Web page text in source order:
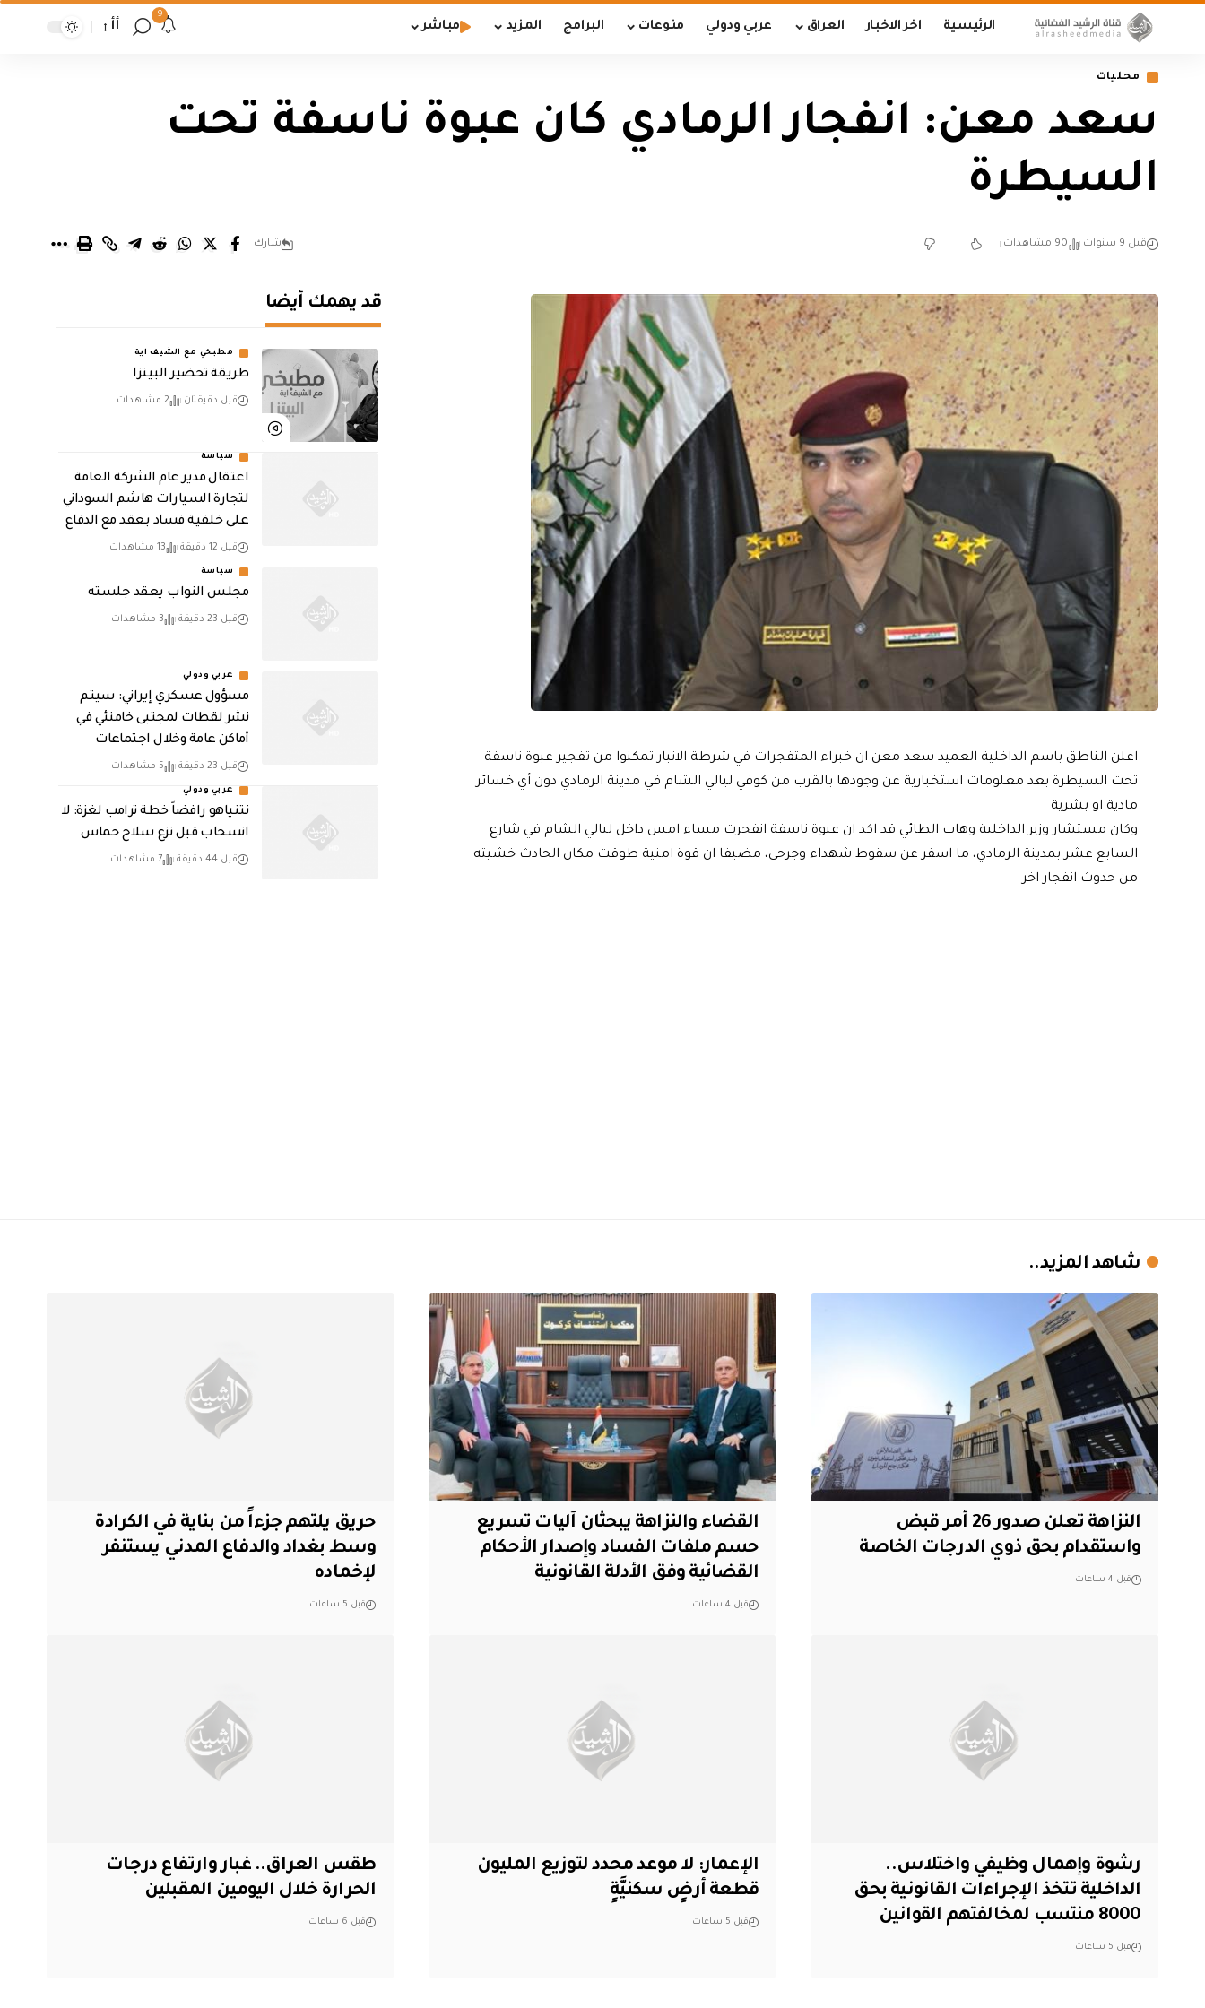
الرئيسية اخر الاخبار العراق عربي ودولي منوعات البرامج المزيد مباشر
9
أأ
محليات
سعد معن: انفجار الرمادي كان عبوة ناسفة تحت
السيطرة
قبل 9 سنوات 90 مشاهدات شارك
اعلن الناطق باسم الداخلية العميد سعد معن ان خبراء المتفجرات في شرطة اﻻنبار تمكنوا من تفجير عبوة ناسفة
تحت السيطرة بعد معلومات استخبارية عن وجودها بالقرب من كوفي ليالي الشام في مدينة الرمادي دون أي خسائر
مادية او بشرية
وكان مستشار وزير الداخلية وهاب الطائي قد اكد ان عبوة ناسفة انفجرت مساء امس داخل ليالي الشام في شارع
السابع عشر بمدينة الرمادي، ما اسفر عن سقوط شهداء وجرحى، مضيفا ان قوة امنية طوقت مكان الحادث خشيته
من حدوث انفجار اخر
قد يهمك أيضا
مطبخي مع الشيف اية
طريقة تحضير البيتزا
قبل دقيقتان 2 مشاهدات
سياسة
اعتقال مدير عام الشركة العامة
لتجارة السيارات هاشم السوداني
على خلفية فساد بعقد مع الدفاع
قبل 12 دقيقة 13 مشاهدات
سياسة
مجلس النواب يعقد جلسته
قبل 23 دقيقة 3 مشاهدات
عربي ودولي
مسؤول عسكري إيراني: سيتم
نشر لقطات لمجتبى خامنئي في
أماكن عامة وخلال اجتماعات
قبل 23 دقيقة 5 مشاهدات
عربي ودولي
نتنياهو رافضاً خطة ترامب لغزة: لا
انسحاب قبل نزع سلاح حماس
قبل 44 دقيقة 7 مشاهدات
شاهد المزيد..
النزاهة تعلن صدور 26 أمر قبض
واستقدام بحق ذوي الدرجات الخاصة
قبل 4 ساعات
القضاء والنزاهة يبحثان آليات تسريع
حسم ملفات الفساد وإصدار الأحكام
القضائية وفق الأدلة القانونية
قبل 4 ساعات
حريق يلتهم جزءاً من بناية في الكرادة
وسط بغداد والدفاع المدني يستنفر
لإخماده
قبل 5 ساعات
رشوة وإهمال وظيفي واختلاس..
الداخلية تتخذ الإجراءات القانونية بحق
8000 منتسب لمخالفتهم القوانين
قبل 5 ساعات
الإعمار: لا موعد محدد لتوزيع المليون
قطعة أرضٍ سكنيَّةٍ
قبل 5 ساعات
طقس العراق.. غبار وارتفاع درجات
الحرارة خلال اليومين المقبلين
قبل 6 ساعات